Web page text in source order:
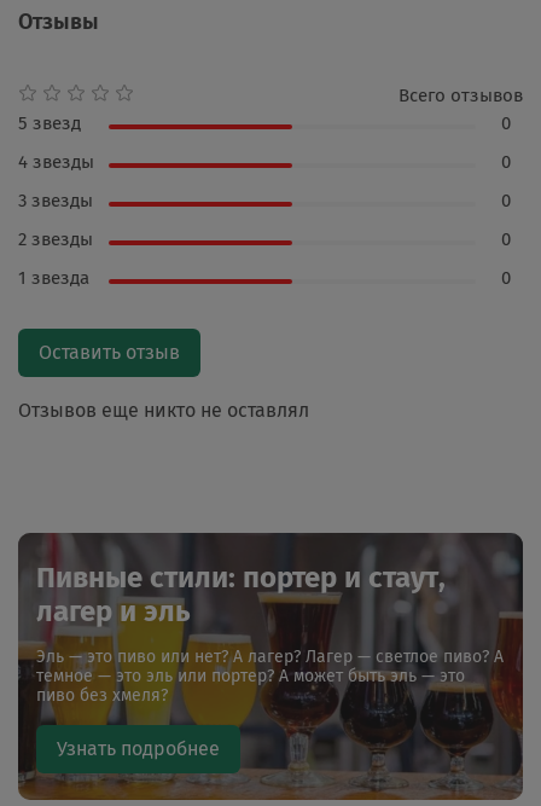
Отзывы
Отзывов еще никто не оставлял
Всего отзывов
5 звезд
0
4 звезды
0
3 звезды
0
2 звезды
0
1 звезда
0
Оставить отзыв
Пивные стили: портер и стаут,
лагер и эль
Эль — это пиво или нет? А лагер? Лагер — светлое пиво? А
темное — это эль или портер? А может быть эль — это
пиво без хмеля?
Узнать подробнее